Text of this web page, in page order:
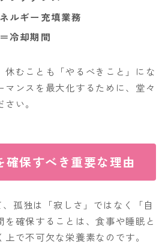
ルギー充填業務
冷却期間
休むことも「やるべきこと」にな
マンスを最大化するために、堂々
い。
確保すべき重要な理由
孤独は「寂しさ」ではなく「自
を確保することは、食事や睡眠と
で不可欠な栄養素なのです。